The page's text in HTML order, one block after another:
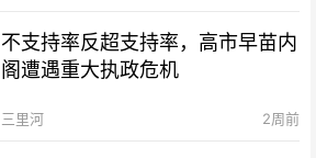
不支持率反超支持率，高市早苗内
阁遭遇重大执政危机
三里河 2周前